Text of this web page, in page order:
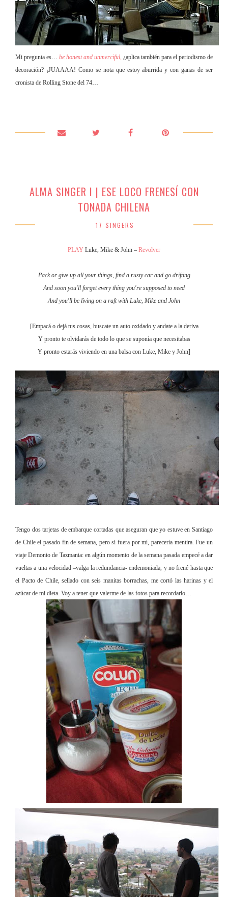
Mi pregunta es… be honest and unmerciful, ¿aplica también para el periodismo de
decoración? ¡JUAAAA! Como se nota que estoy aburrida y con ganas de ser
cronista de Rolling Stone del 74…
ALMA SINGER I | ESE LOCO FRENESÍ CON
TONADA CHILENA
17 SINGERS
PLAY Luke, Mike & John – Revolver
Pack or give up all your things, find a rusty car and go drifting
And soon you'll forget every thing you're supposed to need
And you'll be living on a raft with Luke, Mike and John
[Empacá o dejá tus cosas, buscate un auto oxidadoyandate a laderiva
Y pronto te olvidarás detodo lo que sesuponía que necesitabas
Y pronto estarás viviendo en una balsa con Luke, Mike y John]
Tengo dos tarjetas de embarque cortadas que aseguran que yo estuve en Santiago
de Chile el pasado fin de semana, pero si fuera por mí, parecería mentira. Fue un
viaje Demonio de Tazmania: en algún momento de la semana pasada empecé a dar
vueltas a una velocidad –valga la redundancia- endemoniada, y no frené hasta que
el Pacto de Chile, sellado con seis manitas borrachas, me cortó las harinas y el
azúcar de mi dieta. Voy a tener que valerme de las fotos para recordarlo…